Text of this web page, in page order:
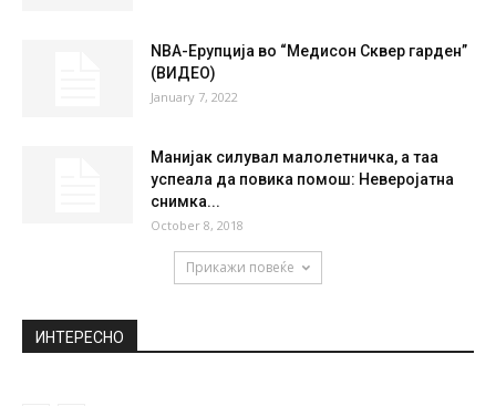
NBA-Ерупција во “Медисон Сквер гарден”
(ВИДЕО)
January 7, 2022
Манијак силувал малолетничка, а таа
успеала да повика помош: Неверојатна
снимка...
October 8, 2018
Прикажи повеќе
ИНТЕРЕСНО